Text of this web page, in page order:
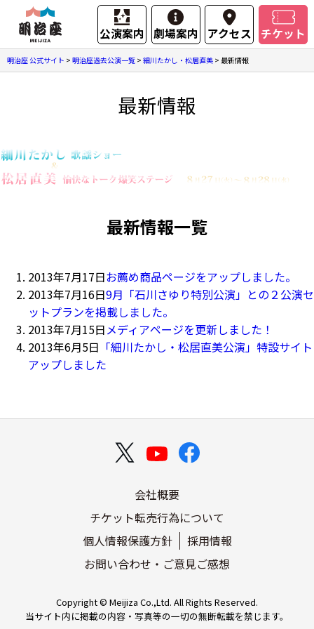
公演案内 劇場案内 アクセス チケット
明治座 公式サイト > 明治座過去公演一覧 > 細川たかし・松居直美 > 最新情報
最新情報
最新情報一覧
2013年7月17日お薦め商品ページをアップしました。
2013年7月16日9月「石川さゆり特別公演」との２公演セ
ットプランを掲載しました。
2013年7月15日メディアページを更新しました！
2013年6月5日 「細川たかし・松居直美公演」特設サイト
アップしました
会社概要
チケット転売行為について
個人情報保護方針
採用情報
お問い合わせ・ご意見ご感想
Copyright © Meijiza Co.,Ltd. All Rights Reserved.
当サイト内に掲載の内容・写真等の一切の無断転載を禁じます。